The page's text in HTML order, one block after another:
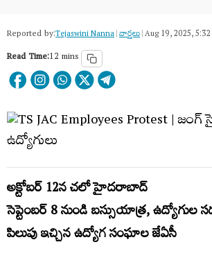
Reported by:Tejaswini Nanna|వార్త‌లు|Aug 19, 2025,
Read Time:12 mins
అక్టోబర్ 12న చలో హైదరాబాద్
సెప్టెంబర్ 8 నుండి బస్సుయాత్ర, ఉద్యోగుల
పిలుపు ఇచ్చిన ఉద్యోగ సంఘాల జేఏసీ